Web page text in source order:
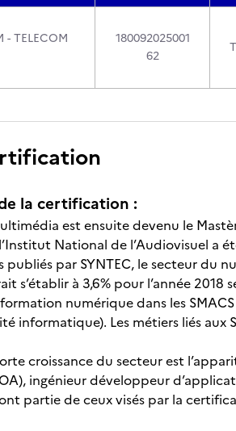
- TELECOM
180092025001
62
la certification :
est ensuite devenu le
National de l’Audiovisuel a
publiés par SYNTEC, le secteur du
s’établir à 3,6% pour l’année
numérique dans les
informatique). Les métiers liés aux
croissance du secteur est
ingénieur développeur
partie de ceux visés par la